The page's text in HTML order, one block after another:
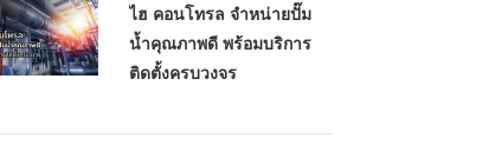
ไฮ คอนโทรล จำหน่ายปั๊ม
น้ำคุณภาพดี พร้อมบริการ
ติดตั้งครบวงจร